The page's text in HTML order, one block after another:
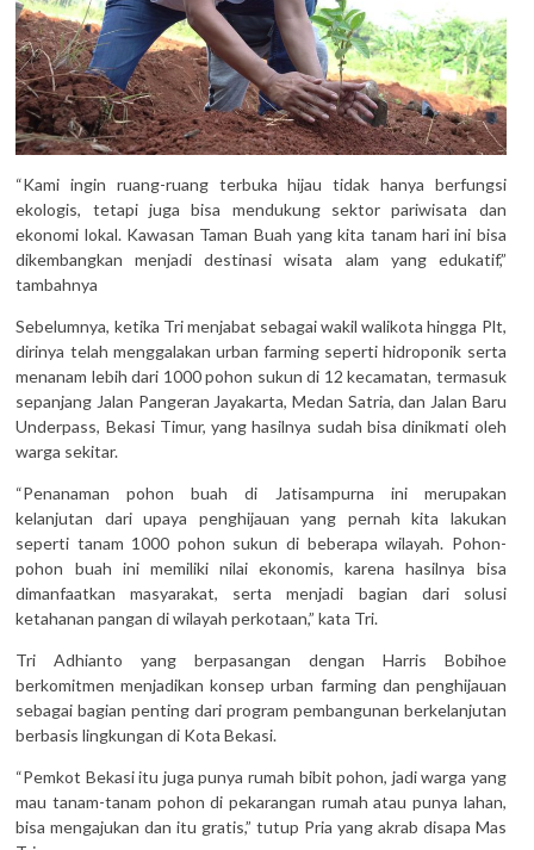
“Kami ingin ruang-ruang terbuka hijau tidak hanya berfungsi
ekologis, tetapi juga bisa mendukung sektor pariwisata dan
ekonomi lokal. Kawasan Taman Buah yang kita tanam hari ini bisa
dikembangkan menjadi destinasi wisata alam yang edukatif,”
tambahnya
Sebelumnya, ketika Tri menjabat sebagai wakil walikota hingga Plt,
dirinya telah menggalakan urban farming seperti hidroponik serta
menanam lebih dari 1000 pohon sukun di 12 kecamatan, termasuk
sepanjang Jalan Pangeran Jayakarta, Medan Satria, dan Jalan Baru
Underpass, Bekasi Timur, yang hasilnya sudah bisa dinikmati oleh
warga sekitar.
“Penanaman pohon buah di Jatisampurna ini merupakan
kelanjutan dari upaya penghijauan yang pernah kita lakukan
seperti tanam 1000 pohon sukun di beberapa wilayah. Pohon-
pohon buah ini memiliki nilai ekonomis, karena hasilnya bisa
dimanfaatkan masyarakat, serta menjadi bagian dari solusi
ketahanan pangan di wilayah perkotaan,” kata Tri.
Tri Adhianto yang berpasangan dengan Harris Bobihoe
berkomitmen menjadikan konsep urban farming dan penghijauan
sebagai bagian penting dari program pembangunan berkelanjutan
berbasis lingkungan di Kota Bekasi.
“Pemkot Bekasi itu juga punya rumah bibit pohon, jadi warga yang
mau tanam-tanam pohon di pekarangan rumah atau punya lahan,
bisa mengajukan dan itu gratis,” tutup Pria yang akrab disapa Mas